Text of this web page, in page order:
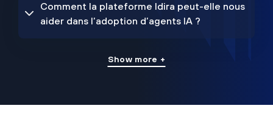
Comment la plateforme Idira peut-elle nous
aider dans l’adoption d’agents IA ?
Show more +